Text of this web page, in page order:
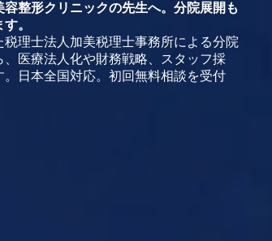
整形クリニックの先生へ。分院展開も
。
理士法人加美税理士事務所による分院
医療法人化や財務戦略、スタッフ採
日本全国対応。初回無料相談を受付